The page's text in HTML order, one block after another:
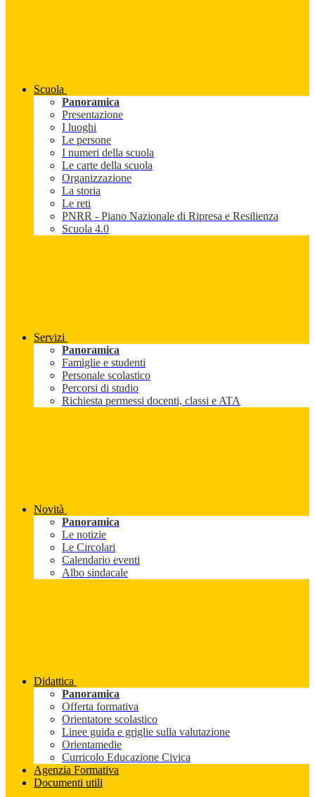
Scuola
Panoramica
Presentazione
I luoghi
Le persone
I numeri della scuola
Le carte della scuola
Organizzazione
La storia
Le reti
PNRR - Piano Nazionale di Ripresa e Resilienza
Scuola 4.0
Servizi
Panoramica
Famiglie e studenti
Personale scolastico
Percorsi di studio
Richiesta permessi docenti, classi e ATA
Novità
Panoramica
Le notizie
Le Circolari
Calendario eventi
Albo sindacale
Didattica
Panoramica
Offerta formativa
Orientatore scolastico
Linee guida e griglie sulla valutazione
Orientamedie
Curricolo Educazione Civica
Agenzia Formativa
Documenti utili